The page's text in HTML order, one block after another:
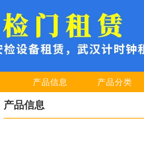
产品信息 产品分类
产品信息